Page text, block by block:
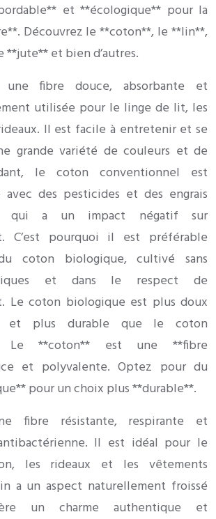
et **écologique** pour la
Découvrez le **coton**, le **lin**,
**jute** et bien d’autres.
fibre douce, absorbante et
utilisée pour le linge de lit, les
Il est facile à entretenir et se
grande variété de couleurs et de
le coton conventionnel est
des pesticides et des engrais
qui a un impact négatif sur
C’est pourquoi il est préférable
coton biologique, cultivé sans
et dans le respect de
Le coton biologique est plus doux
et plus durable que le coton
Le **coton** est une **fibre
et polyvalente. Optez pour du
pour un choix plus **durable**.
fibre résistante, respirante et
Il est idéal pour le
les rideaux et les vêtements
a un aspect naturellement froissé
un charme authentique et